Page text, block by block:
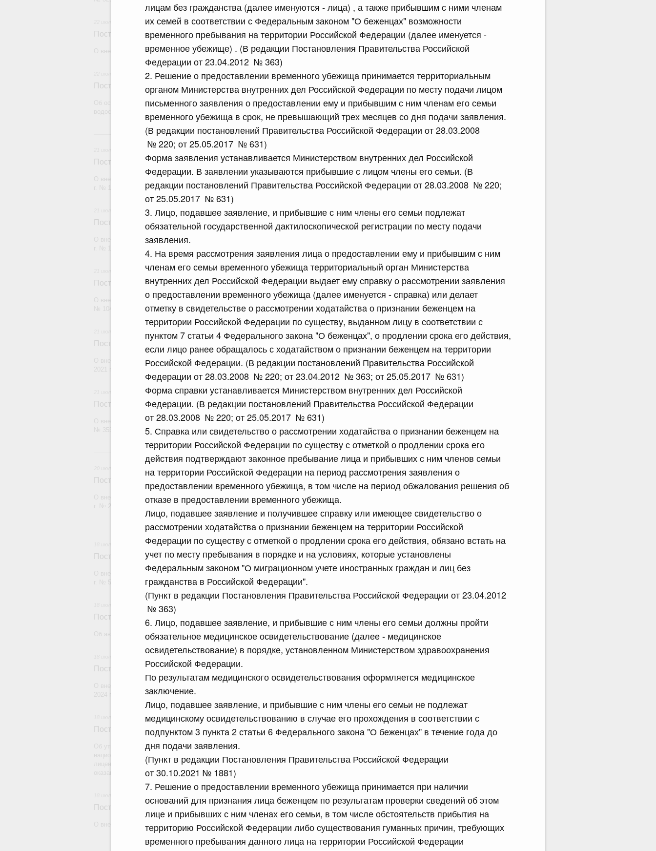
лицам без гражданства (далее именуются - лица) , а также прибывшим с ними членам
их семей в соответствии с Федеральным законом "О беженцах" возможности
временного пребывания на территории Российской Федерации (далее именуется -
временное убежище) . (В редакции Постановления Правительства Российской
Федерации от 23.04.2012 № 363)
2. Решение о предоставлении временного убежища принимается территориальным
органом Министерства внутренних дел Российской Федерации по месту подачи лицом
письменного заявления о предоставлении ему и прибывшим с ним членам его семьи
временного убежища в срок, не превышающий трех месяцев со дня подачи заявления.
(В редакции постановлений Правительства Российской Федерации от 28.03.2008
№ 220; от 25.05.2017 № 631)
Форма заявления устанавливается Министерством внутренних дел Российской
Федерации. В заявлении указываются прибывшие с лицом члены его семьи. (В
редакции постановлений Правительства Российской Федерации от 28.03.2008 № 220;
от 25.05.2017 № 631)
3. Лицо, подавшее заявление, и прибывшие с ним члены его семьи подлежат
обязательной государственной дактилоскопической регистрации по месту подачи
заявления.
4. На время рассмотрения заявления лица о предоставлении ему и прибывшим с ним
членам его семьи временного убежища территориальный орган Министерства
внутренних дел Российской Федерации выдает ему справку о рассмотрении заявления
о предоставлении временного убежища (далее именуется - справка) или делает
отметку в свидетельстве о рассмотрении ходатайства о признании беженцем на
территории Российской Федерации по существу, выданном лицу в соответствии с
пунктом 7 статьи 4 Федерального закона "О беженцах", о продлении срока его действия,
если лицо ранее обращалось с ходатайством о признании беженцем на территории
Российской Федерации. (В редакции постановлений Правительства Российской
Федерации от 28.03.2008 № 220; от 23.04.2012 № 363; от 25.05.2017 № 631)
Форма справки устанавливается Министерством внутренних дел Российской
Федерации. (В редакции постановлений Правительства Российской Федерации
от 28.03.2008 № 220; от 25.05.2017 № 631)
5. Справка или свидетельство о рассмотрении ходатайства о признании беженцем на
территории Российской Федерации по существу с отметкой о продлении срока его
действия подтверждают законное пребывание лица и прибывших с ним членов семьи
на территории Российской Федерации на период рассмотрения заявления о
предоставлении временного убежища, в том числе на период обжалования решения об
отказе в предоставлении временного убежища.
Лицо, подавшее заявление и получившее справку или имеющее свидетельство о
рассмотрении ходатайства о признании беженцем на территории Российской
Федерации по существу с отметкой о продлении срока его действия, обязано встать на
учет по месту пребывания в порядке и на условиях, которые установлены
Федеральным законом "О миграционном учете иностранных граждан и лиц без
гражданства в Российской Федерации".
(Пункт в редакции Постановления Правительства Российской Федерации от 23.04.2012
№ 363)
6. Лицо, подавшее заявление, и прибывшие с ним члены его семьи должны пройти
обязательное медицинское освидетельствование (далее - медицинское
освидетельствование) в порядке, установленном Министерством здравоохранения
Российской Федерации.
По результатам медицинского освидетельствования оформляется медицинское
заключение.
Лицо, подавшее заявление, и прибывшие с ним члены его семьи не подлежат
медицинскому освидетельствованию в случае его прохождения в соответствии с
подпунктом 3 пункта 2 статьи 6 Федерального закона "О беженцах" в течение года до
дня подачи заявления.
(Пункт в редакции Постановления Правительства Российской Федерации
от 30.10.2021 № 1881)
7. Решение о предоставлении временного убежища принимается при наличии
оснований для признания лица беженцем по результатам проверки сведений об этом
лице и прибывших с ним членах его семьи, в том числе обстоятельств прибытия на
территорию Российской Федерации либо существования гуманных причин, требующих
временного пребывания данного лица на территории Российской Федерации
Постановление Правительства Российской Федерации от 22.07.2026 г. № 925
О внесении изменений в некоторые акты Правительства Российской Федерации
Постановление Правительства Российской Федерации от 22.07.2026 г. № 922
Об особенностях применения положений законодательства Российской Федерации в сфере
21 июля, вторник
Постановление Правительства Российской Федерации от 21.07.2026 г. № 917
О внесении изменений в постановление Правительства Российской Федерации от 27 октября 2021
Постановление Правительства Российской Федерации от 21.07.2026 г. № 916
О внесении изменений в постановление Правительства Российской Федерации от 25 ноября 2025
Постановление Правительства Российской Федерации от 21.07.2026 г. № 918
О внесении изменений в постановление Правительства Российской Федерации от 29 июня 2021 г.
Постановление Правительства Российской Федерации от 21.07.2026 г. № 920
О внесении изменений в постановление Правительства Российской Федерации от 30 сентября
Постановление Правительства Российской Федерации от 21.07.2026 г. № 919
О внесении изменения в постановление Правительства Российской Федерации от 12 марта 2022 г.
20 июля, понедельник
Постановление Правительства Российской Федерации от 20.07.2026 г. № 915
О внесении изменений в постановление Правительства Российской Федерации от 1 декабря 2021
18 июля, суббота
Постановление Правительства Российской Федерации от 18.07.2026 г. № 906
О внесении изменений в постановление Правительства Российской Федерации от 27 апреля 2024
Постановление Правительства Российской Федерации от 18.07.2026 г. № 904
Об авансировании государственных контрактов
Постановление Правительства Российской Федерации от 18.07.2026 г. № 909
Постановление Правительства Российской Федерации от 18.07.2026 г. № 908
Об утверждении Правил уведомления частным детективом Федеральной службы войск
национальной гвардии Российской Федерации (территориального органа), предоставившей
лицензию на осуществление частной детективной деятельности, о заключении договора на
оказание сыскных услуг и об окончании оказания сыскных услуг
Постановление Правительства Российской Федерации от 18.07.2026 г. № 910
О внесении изменений в некоторые акты Правительства Российской Федерации
1